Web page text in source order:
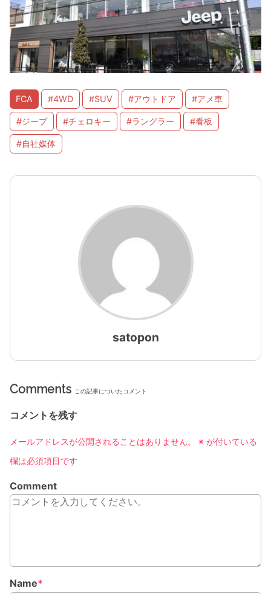
FCA #4WD #SUV #アウトドア #アメ車
#ジープ #チェロキー #ラングラー #看板
#自社媒体
satopon
Comments この記事についたコメント
コメントを残す
メールアドレスが公開されることはありません。 ※ が付いている
欄は必須項目です
Comment
Name*